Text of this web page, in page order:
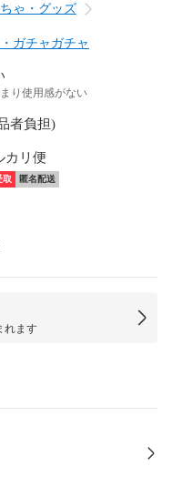
ゃ・グッズ
ガチャガチャ
り使用感がない
者負担)
カリ便
取 匿名配送
れます